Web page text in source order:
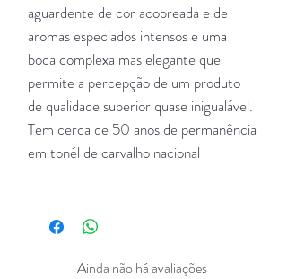
aguardente de cor acobreada e de
aromas especiados intensos e uma
boca complexa mas elegante que
permite a percepção de um produto
de qualidade superior quase inigualável.
Tem cerca de 50 anos de permanência
em tonél de carvalho nacional
Ainda não há avaliações